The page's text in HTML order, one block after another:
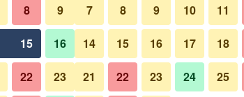
เช็คดีล
ห้องนอน
8 9
15 16
22 23
7 8 9 10 11
14 15 16 17 18
21 22 23 24 25